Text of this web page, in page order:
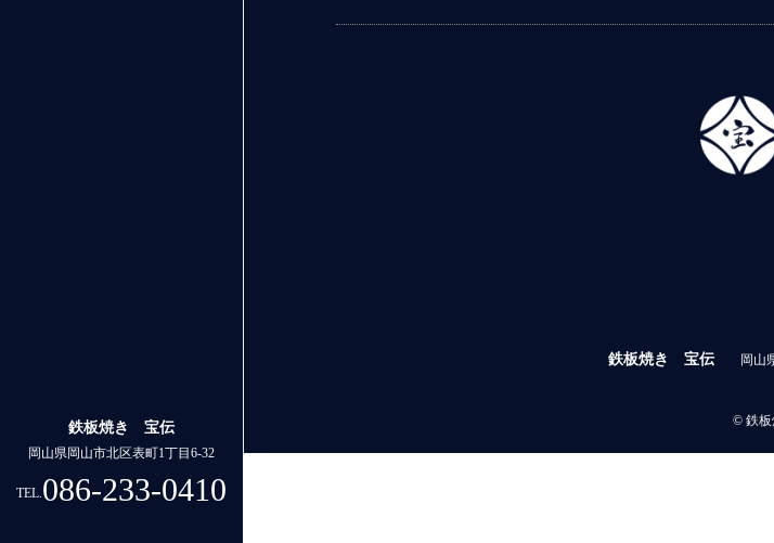
鉄板焼き 宝伝
岡山県岡山市北区表町1丁目6-32
TEL. 086-233-0410
鉄板焼き 宝伝 岡山
© 鉄板